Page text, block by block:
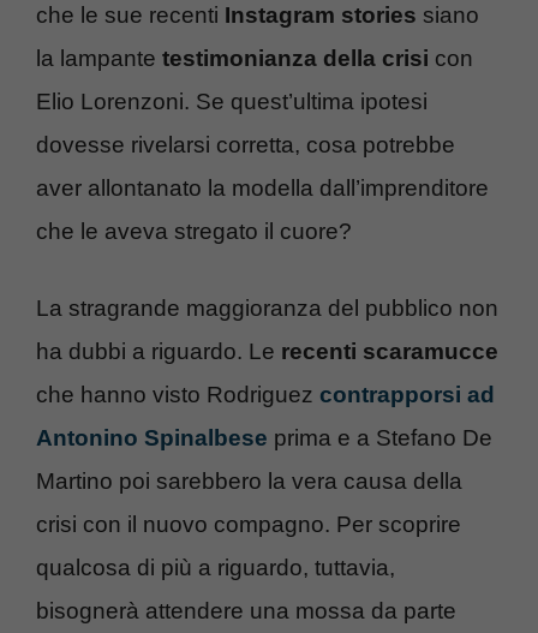
che le sue recenti Instagram stories siano
la lampante testimonianza della crisi con
Elio Lorenzoni. Se quest’ultima ipotesi
dovesse rivelarsi corretta, cosa potrebbe
aver allontanato la modella dall’imprenditore
che le aveva stregato il cuore?
La stragrande maggioranza del pubblico non
ha dubbi a riguardo. Le recenti scaramucce
che hanno visto Rodriguez contrapporsi ad
Antonino Spinalbese prima e a Stefano De
Martino poi sarebbero la vera causa della
crisi con il nuovo compagno. Per scoprire
qualcosa di più a riguardo, tuttavia,
bisognerà attendere una mossa da parte